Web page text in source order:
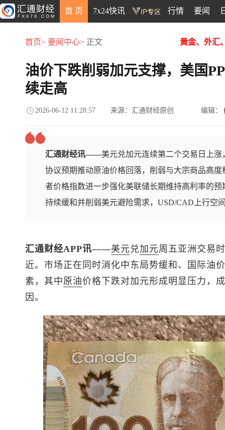
首 页 7x24快讯 行情 要闻
首页> 要闻中心> 正文 黄金、外汇
油价下跌削弱加元支撑，美国
续走高
2026-06-12 11:28:57 来源：汇通财经原创 编辑：
汇通财经讯——美元兑加元连续第二个交易日上
协议预期推动原油价格回落，削弱与大宗商品高
者价格指数进一步强化美联储长期维持高利率的
持续缓和并削弱美元避险需求，USD/CAD上行空
汇通财经APP讯——美元兑加元周五亚洲交易
近。市场正在同时消化中东局势缓和、国际油
素，其中原油价格下跌对加元形成明显压力，
因。